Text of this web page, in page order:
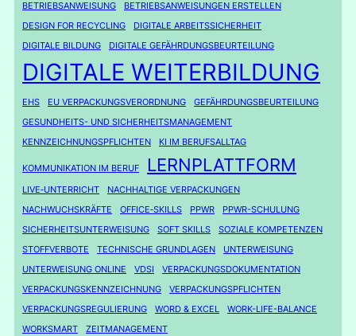
BETRIEBSANWEISUNG
BETRIEBSANWEISUNGEN ERSTELLEN
DESIGN FOR RECYCLING
DIGITALE ARBEITSSICHERHEIT
DIGITALE BILDUNG
DIGITALE GEFÄHRDUNGSBEURTEILUNG
DIGITALE WEITERBILDUNG
EHS EU VERPACKUNGSVERORDNUNG
GEFÄHRDUNGSBEURTEILUNG
GESUNDHEITS- UND SICHERHEITSMANAGEMENT
KENNZEICHNUNGSPFLICHTEN
KI IM BERUFSALLTAG
KOMMUNIKATION IM BERUF LERNPLATTFORM
LIVE‑UNTERRICHT
NACHHALTIGE VERPACKUNGEN
NACHWUCHSKRÄFTE
OFFICE‑SKILLS PPWR
PPWR-SCHULUNG
SICHERHEITSUNTERWEISUNG
SOFT SKILLS
SOZIALE KOMPETENZEN
STOFFVERBOTE
TECHNISCHE GRUNDLAGEN
UNTERWEISUNG
UNTERWEISUNG ONLINE
VDSI
VERPACKUNGSDOKUMENTATION
VERPACKUNGSKENNZEICHNUNG
VERPACKUNGSPFLICHTEN
VERPACKUNGSREGULIERUNG
WORD & EXCEL
WORK-LIFE-BALANCE
WORKSMART
ZEITMANAGEMENT